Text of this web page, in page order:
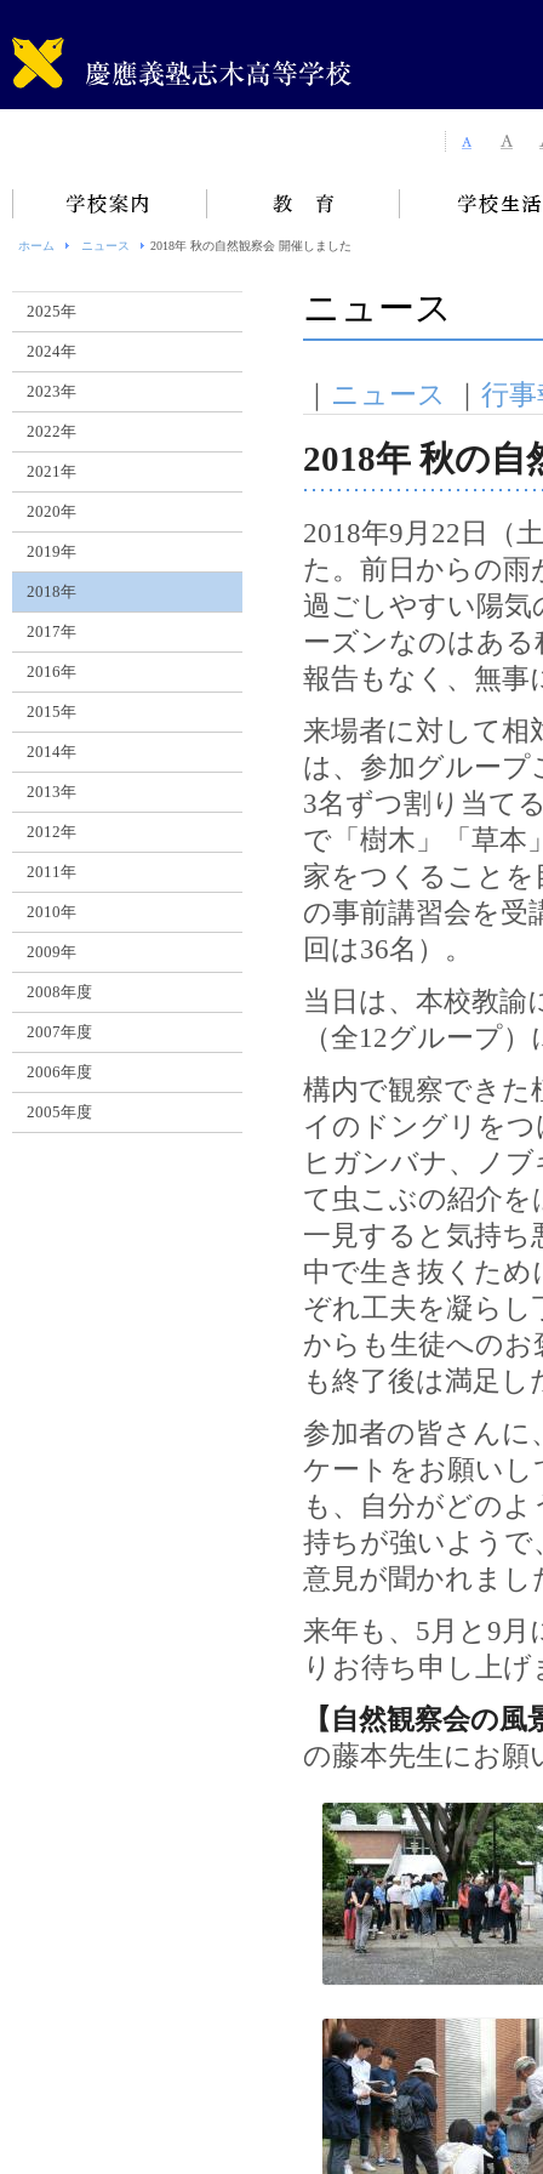
ホーム ニュース 2018年 秋の自然観察会 開催しました
ニュース
ニュース 行
2018年 秋の
2018年9月22日（
た。前日からの雨
過ごしやすい陽気
ーズンなのはあ
報告もなく、無事
来場者に対して相
は、参加グルー
3名ずつ割り当て
で「樹木」「草本
家をつくること
の事前講習会を受
回は36名）。
当日は、本校教諭
（全12グループ
構内で観察できた
イのドングリを
ヒガンバナ、ノ
て虫こぶの紹介
一見すると気持ち
中で生き抜くた
ぞれ工夫を凝らし
からも生徒への
も終了後は満足
参加者の皆さん
ケートをお願い
も、自分がどの
持ちが強いようで
意見が聞かれまし
来年も、5月と9
りお待ち申し上げ
【自然観察会の風
の藤本先生にお願
2025年
2024年
2023年
2022年
2021年
2020年
2019年
2018年
2017年
2016年
2015年
2014年
2013年
2012年
2011年
2010年
2009年
2008年度
2007年度
2006年度
2005年度